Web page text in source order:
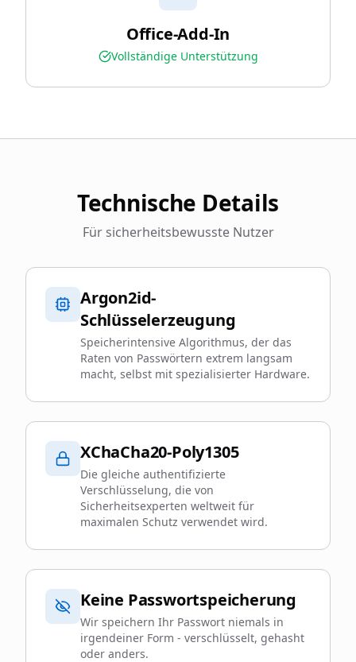
Office-Add-In
Vollständige Unterstützung
Technische Details
Für sicherheitsbewusste Nutzer
Argon2id-
Schlüsselerzeugung
Speicherintensive Algorithmus, der das
Raten von Passwörtern extrem langsam
macht, selbst mit spezialisierter Hardware.
XChaCha20-Poly1305
Die gleiche authentifizierte
Verschlüsselung, die von
Sicherheitsexperten weltweit für
maximalen Schutz verwendet wird.
Keine Passwortspeicherung
Wir speichern Ihr Passwort niemals in
irgendeiner Form - verschlüsselt, gehasht
oder anders.